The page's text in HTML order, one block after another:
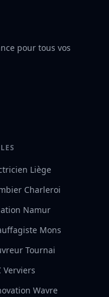
pour tous vos
Liège
Charleroi
Namur
Mons
Tournai
Verviers
Wavre